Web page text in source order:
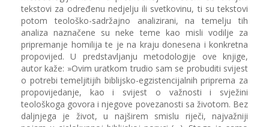
tekstovi za određenu nedjelju ili svetkovinu, ti su tekstovi
potom teološko-sadržajno analizirani, na temelju tih
analiza naznačene su neke teme kao misli vodilje za
pripremanje homilija te je na kraju donesena i konkretna
propovijed. U predstavljanju metodologije ove knjige,
autor kaže: »Ovim uratkom trudio sam se probuditi svijest
o potrebi temeljitijih biblijsko-egzistencijalnih priprema za
propovijedanje, kao i svijest o važnosti i svježini
teološkoga govora i njegove povezanosti sa životom. Bez
daljnjega je život, u najširem smislu riječi, najvažniji